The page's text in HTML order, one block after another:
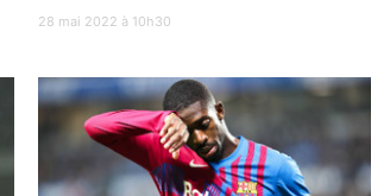
28 mai 2022 à 10h30